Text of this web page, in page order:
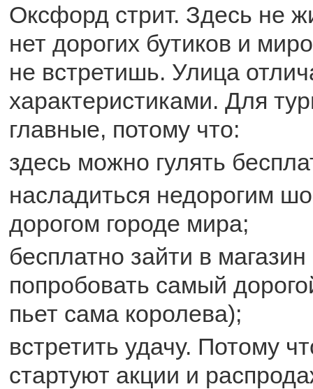
Оксфорд стрит. Здесь не
нет дорогих бутиков и
не встретишь. Улица
характеристиками. Для
главные, потому что:
здесь можно гулять
насладиться недорогим
дорогом городе мира;
бесплатно зайти в
попробовать самый
пьет сама королева);
встретить удачу. Потому
стартуют акции и